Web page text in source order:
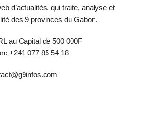
d’actualités, qui traite, analyse et
des 9 provinces du Gabon.
au Capital de 500 000F
+241 077 85 54 18